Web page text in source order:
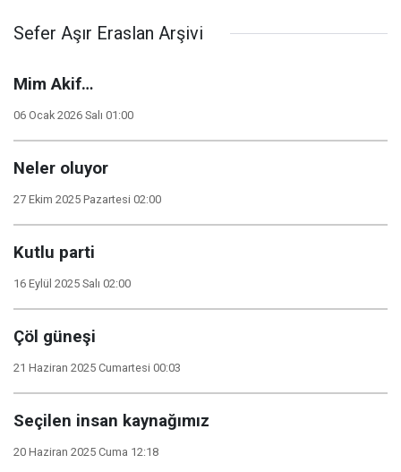
Sefer Aşır Eraslan Arşivi
Mim Akif…
06 Ocak 2026 Salı 01:00
Neler oluyor
27 Ekim 2025 Pazartesi 02:00
Kutlu parti
16 Eylül 2025 Salı 02:00
Çöl güneşi
21 Haziran 2025 Cumartesi 00:03
Seçilen insan kaynağımız
20 Haziran 2025 Cuma 12:18